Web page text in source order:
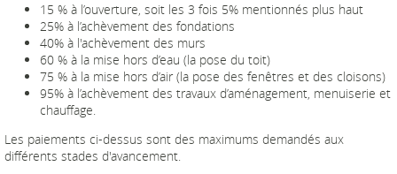
15 % à l’ouverture, soit les 3 fois 5% mentionnés plus haut
25% à l’achèvement des fondations
40% à l'achèvement des murs
60 % à la mise hors d’eau (la pose du toit)
75 % à la mise hors d’air (la pose des fenêtres et des cloisons)
95% à l’achèvement des travaux d’aménagement, menuiserie et
chauffage.
Les paiements ci-dessus sont des maximums demandés aux
différents stades d'avancement.